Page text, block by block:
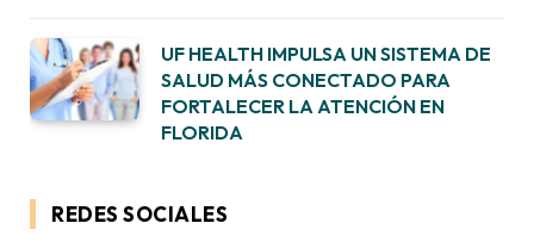
UF HEALTH IMPULSA UN SISTEMA DE
SALUD MÁS CONECTADO PARA
FORTALECER LA ATENCIÓN EN
FLORIDA
REDES SOCIALES